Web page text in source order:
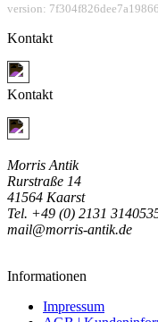
version:
Kontakt
Kontakt
Morris Antik
Rurstraße 14
41564 Kaarst
Tel. +49 (0) 2131
mail@morris-antik.de
Informationen
Impressum